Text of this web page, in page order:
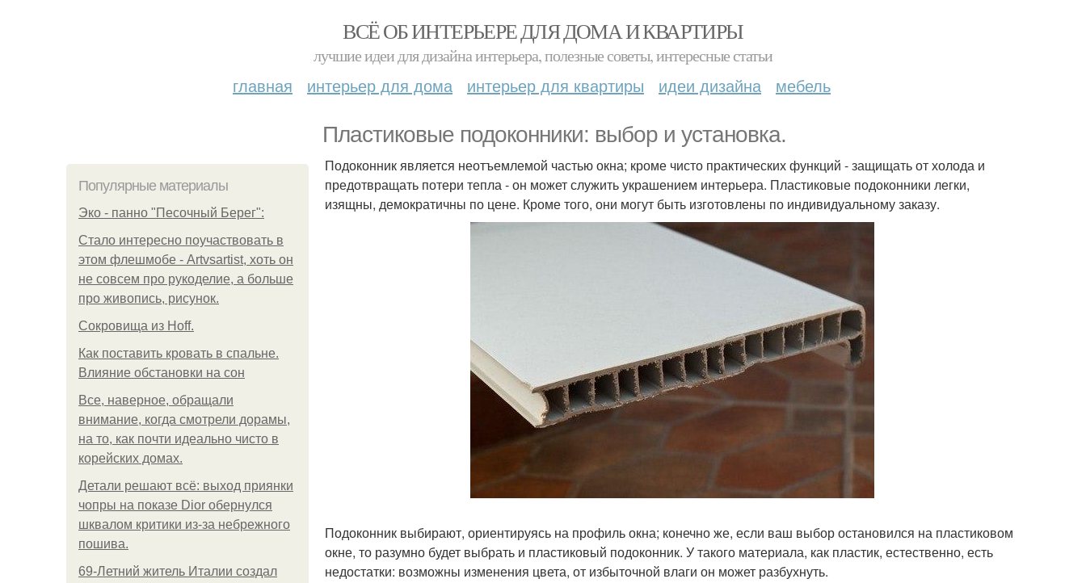
ВСЁ ОБ ИНТЕРЬЕРЕ ДЛЯ ДОМА И КВАРТИРЫ
лучшие идеи для дизайна интерьера, полезные советы, интересные статьи
главная интерьер для дома интерьер для квартиры идеи дизайна мебель
Пластиковые подоконники: выбор и установка.
Популярные материалы
Эко - панно "Песочный Берег":
Стало интересно поучаствовать в
этом флешмобе - Artvsartist, хоть он
не совсем про рукоделие, а больше
про живопись, рисунок.
Сокровища из Hoff.
Как поставить кровать в спальне.
Влияние обстановки на сон
Все, наверное, обращали
внимание, когда смотрели дорамы,
на то, как почти идеально чисто в
корейских домах.
Детали решают всё: выход приянки
чопры на показе Dior обернулся
шквалом критики из-за небрежного
пошива.
69-Летний житель Италии создал
Подоконник является неотъемлемой частью окна; кроме чисто практических функций - защищать от холода и
предотвращать потери тепла - он может служить украшением интерьера. Пластиковые подоконники легки,
изящны, демократичны по цене. Кроме того, они могут быть изготовлены по индивидуальному заказу.
Подоконник выбирают, ориентируясь на профиль окна; конечно же, если ваш выбор остановился на пластиковом
окне, то разумно будет выбрать и пластиковый подоконник. У такого материала, как пластик, естественно, есть
недостатки: возможны изменения цвета, от избыточной влаги он может разбухнуть.